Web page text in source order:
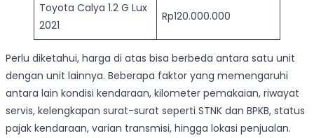
Toyota Calya 1.2 G Lux
2021
Rp120.000.000
Perlu diketahui, harga di atas bisa berbeda antara satu unit
dengan unit lainnya. Beberapa faktor yang memengaruhi
antara lain kondisi kendaraan, kilometer pemakaian, riwayat
servis, kelengkapan surat-surat seperti STNK dan BPKB, status
pajak kendaraan, varian transmisi, hingga lokasi penjualan.